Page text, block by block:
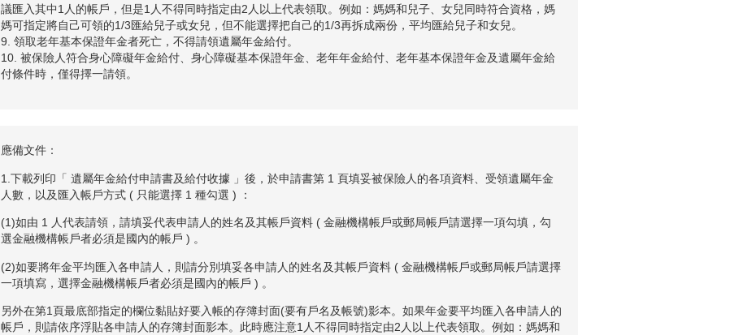
議匯入其中1人的帳戶，但是1人不得同時指定由2人以上代表領取。例如：媽媽和兒子、女兒同時符合資格，媽
媽可指定將自己可領的1/3匯給兒子或女兒，但不能選擇把自己的1/3再拆成兩份，平均匯給兒子和女兒。
9. 領取老年基本保證年金者死亡，不得請領遺屬年金給付。
10. 被保險人符合身心障礙年金給付、身心障礙基本保證年金、老年年金給付、老年基本保證年金及遺屬年金給
付條件時，僅得擇一請領。
應備文件：
1.下載列印「 遺屬年金給付申請書及給付收據 」後，於申請書第 1 頁填妥被保險人的各項資料、受領遺屬年金
人數，以及匯入帳戶方式 ( 只能選擇 1 種勾選 ) ：
(1)如由 1 人代表請領，請填妥代表申請人的姓名及其帳戶資料 ( 金融機構帳戶或郵局帳戶請選擇一項勾填，勾
選金融機構帳戶者必須是國內的帳戶 ) 。
(2)如要將年金平均匯入各申請人，則請分別填妥各申請人的姓名及其帳戶資料 ( 金融機構帳戶或郵局帳戶請選擇
一項填寫，選擇金融機構帳戶者必須是國內的帳戶 ) 。
另外在第1頁最底部指定的欄位黏貼好要入帳的存簿封面(要有戶名及帳號)影本。如果年金要平均匯入各申請人的
帳戶，則請依序浮貼各申請人的存簿封面影本。此時應注意1人不得同時指定由2人以上代表領取。例如：媽媽和